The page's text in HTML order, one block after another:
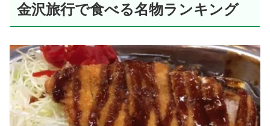
金沢旅行で食べる名物ランキング